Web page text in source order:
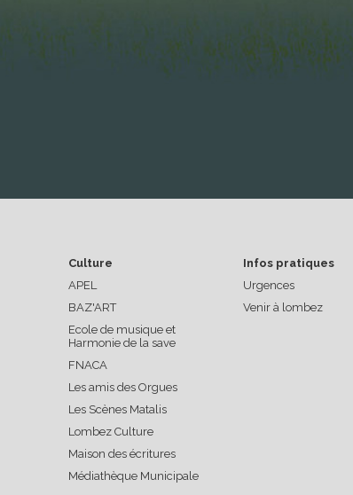
Culture
APEL
BAZ'ART
Ecole de musique et
Harmonie de la save
FNACA
Les amis des Orgues
Les Scènes Matalis
Lombez Culture
Maison des écritures
Médiathèque Municipale
Infos pratiques
Urgences
Venir à lombez